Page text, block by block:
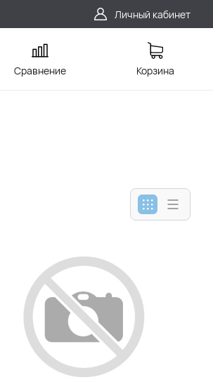
Личный кабинет
Сравнение Корзина